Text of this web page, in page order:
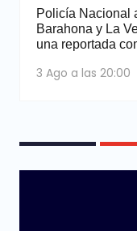
Policía Nacional
Barahona y La
una reportada
3 Ago a las 20:00